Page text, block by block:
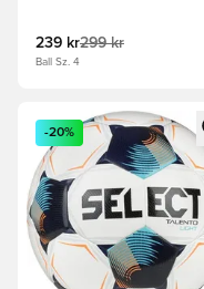
239 kr299 kr
Ball Sz. 4
Öppnar en Modal för
-20%